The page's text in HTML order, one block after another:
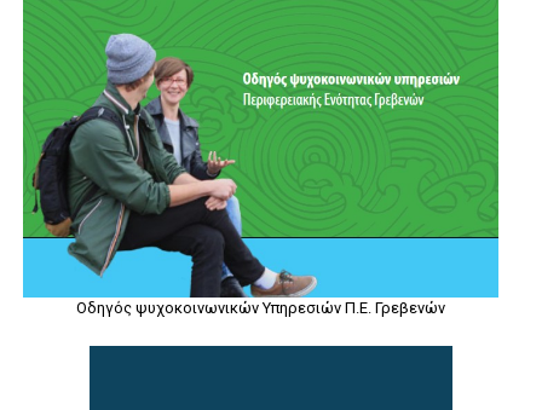
Οδηγός ψυχοκοινωνικών Υπηρεσιών Π.Ε. Γρεβενών